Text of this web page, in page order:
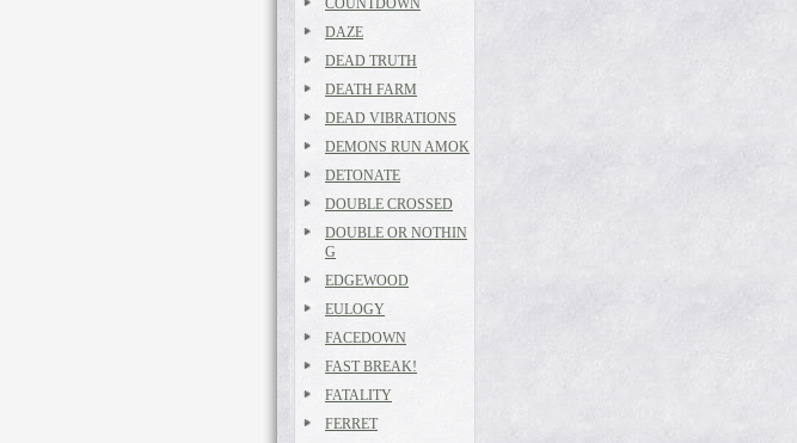
COUNTDOWN
DAZE
DEAD TRUTH
DEATH FARM
DEAD VIBRATIONS
DEMONS RUN AMOK
DETONATE
DOUBLE CROSSED
DOUBLE OR NOTHIN
G
EDGEWOOD
EULOGY
FACEDOWN
FAST BREAK!
FATALITY
FERRET